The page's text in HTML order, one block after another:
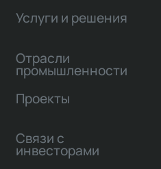
Услуги и решения
Отрасли
промышленности
Проекты
Связи с
инвесторами